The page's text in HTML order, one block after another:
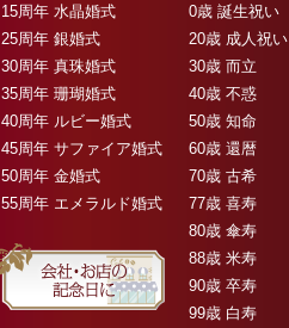
15周年 水晶婚式
25周年 銀婚式
30周年 真珠婚式
35周年 珊瑚婚式
40周年 ルビー婚式
45周年 サファイア婚式
50周年 金婚式
55周年 エメラルド婚式
0歳 誕生祝い
20歳 成人祝い
30歳 而立
40歳 不惑
50歳 知命
60歳 還暦
70歳 古希
77歳 喜寿
80歳 傘寿
88歳 米寿
90歳 卒寿
99歳 白寿